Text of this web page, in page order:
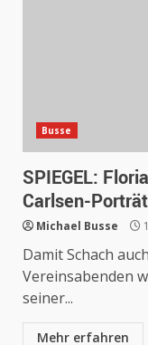
Busse
SPIEGEL:
Carlsen-Porträt
Michael Busse
Damit Schach
Vereinsabenden
seiner...
Mehr erfahren